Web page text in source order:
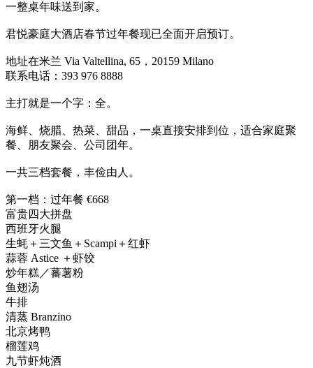
一整桌年味送到家。
君悦豪庭大酒店春节过年餐现已全面开启预订。
地址在米兰 Via Valtellina, 65，20159 Milano
联系电话：393 976 8888
主打就是一个字：全。
海鲜、烧腊、热菜、甜品，一桌直接安排到位，适合家庭聚
餐、朋友聚会、公司团年。
一共三档套餐，丰俭由人。
第一档：过年餐 €668
富贵四大拼盘
西班牙火腿
生蚝＋三文鱼＋Scampi＋红虾
蒜蓉 Astice ＋虾饺
炒年糕／蕃薯粉
鱼翅汤
牛排
清蒸 Branzino
北京烤鸭
榴莲鸡
九节虾炖酒